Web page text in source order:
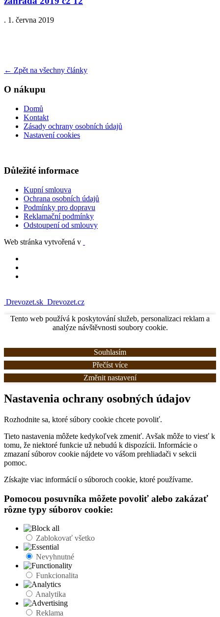
. 1. června 2019
← Zpět na všechny články
O nákupu
Domů
Kontakt
Zásady ochrany osobních údajů
Nastavení cookies
Důležité informace
Kupní smlouva
Ochrana osobních údajů
Podmínky pro dopravu
Reklamační podmínky
Odstoupení od smlouvy
Web stránka vytvořená v
Drevozet.sk Drevozet.cz
Tento web používá k poskytování služeb, personalizaci reklam a
analýze návštěvnosti soubory cookie.
Souhlasím
Přečíst více
Změnit nastavení
Nastavenia ochrany osobných údajov
Rozhodnite sa, ktoré súbory cookie chcete povoliť.
Tieto nastavenia môžete kedykoľvek zmeniť. Avšak môže to viesť k
tomu, že niektoré funkcie už nebudú k dispozícii. Informácie o
zmazaní súborov cookie nájdete vo vášom prehliadači v sekcii
pomoc.
Získajte viac informácií o súboroch cookie, ktoré používame.
Pomocou posuvníka môžete povoliť alebo zakázať
rôzne typy súborov cookie:
Zablokovať všetko
Nevyhnutné
Funkcionalita
Analytika
Reklama